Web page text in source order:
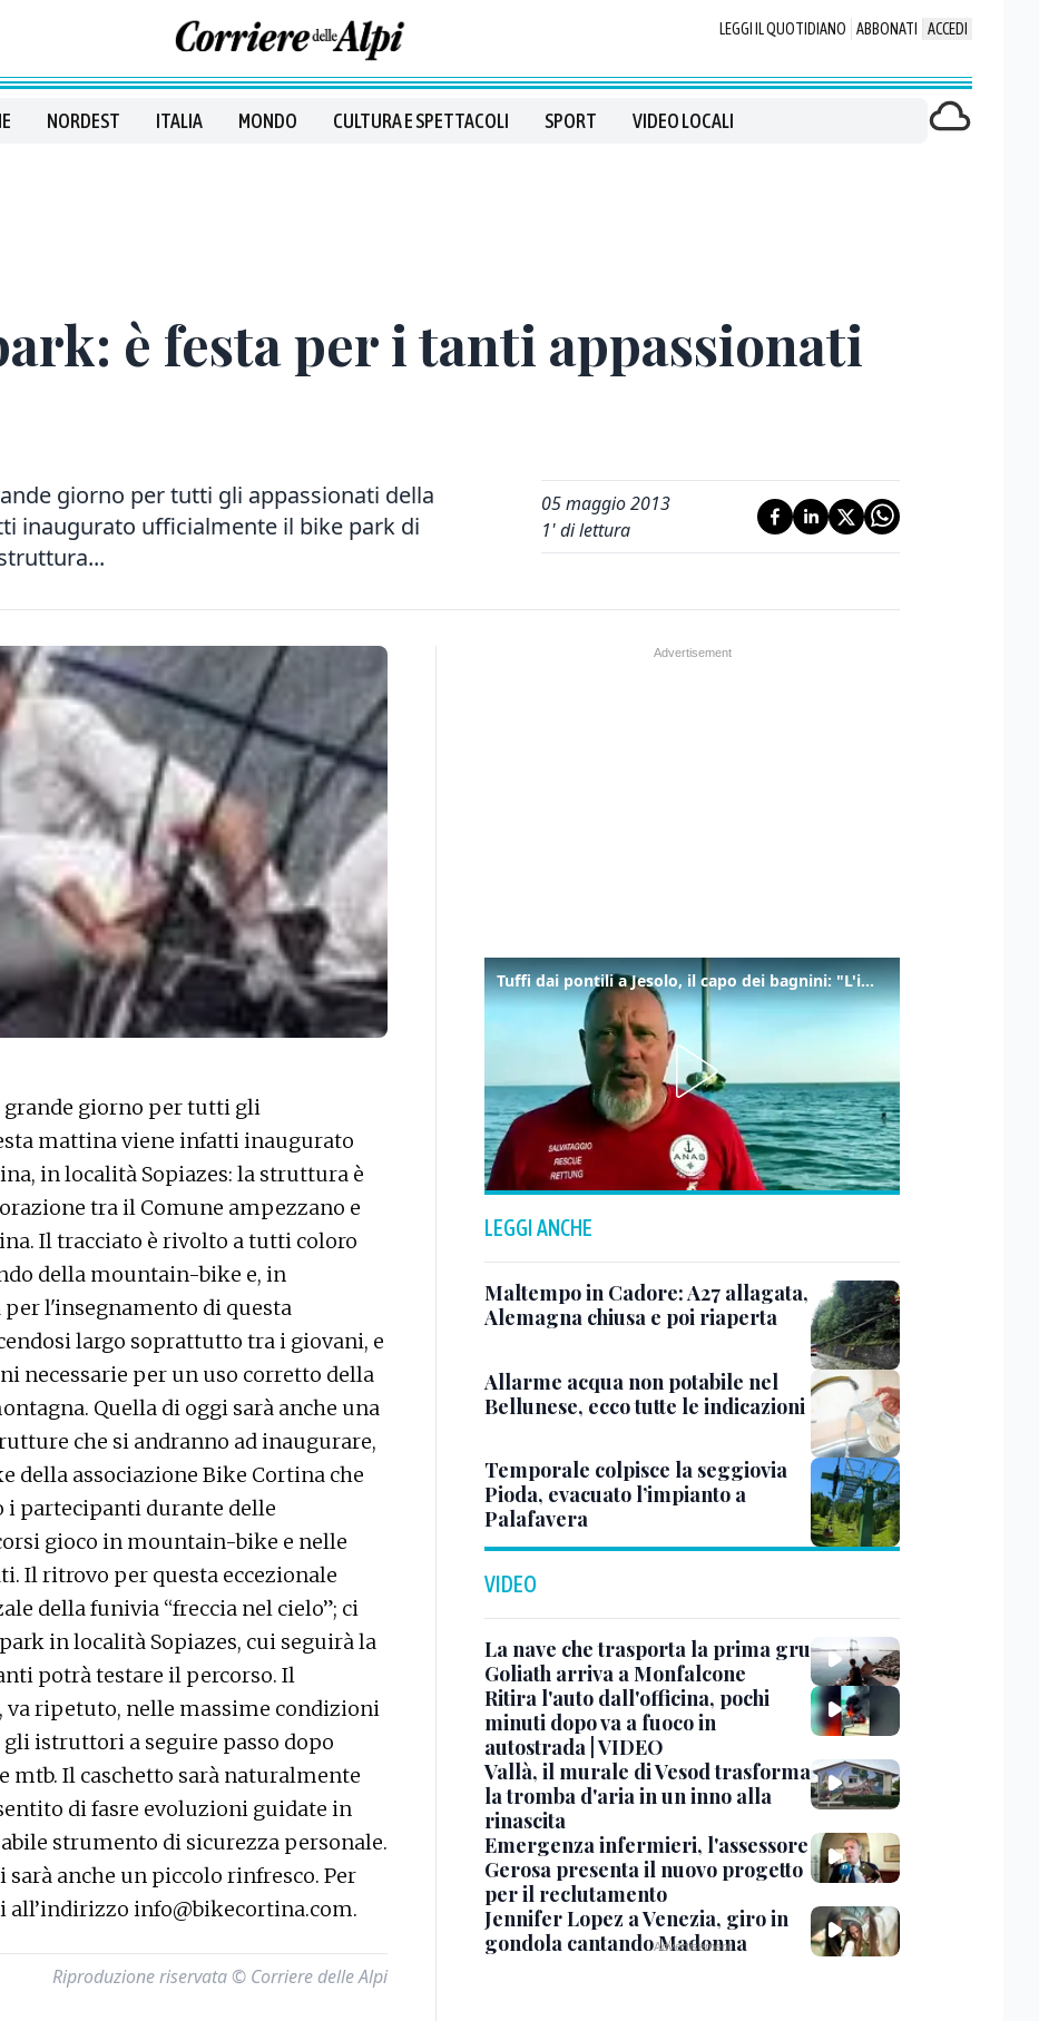
LEGGI IL QUOTIDIANO ABBONATI ACCEDI
NORDEST ITALIA MONDO CULTURA E SPETTACOLI SPORT VIDEO LOCALI
è festa per i tanti appassionati
giorno per tutti gli appassionati della
inaugurato ufficialmente il bike park di
05 maggio 2013
1' di lettura
grande giorno per tutti gli
mattina viene infatti inaugurato
in località Sopiazes: la struttura è
tra il Comune ampezzano e
Il tracciato è rivolto a tutti coloro
della mountain-bike e, in
l'insegnamento di questa
largo soprattutto tra i giovani, e
necessarie per un uso corretto della
Quella di oggi sarà anche una
che si andranno ad inaugurare,
associazione Bike Cortina che
i partecipanti durante delle
gioco in mountain-bike e nelle
Il ritrovo per questa eccezionale
della funivia “freccia nel cielo”; ci
in località Sopiazes, cui seguirà la
potrà testare il percorso. Il
ripetuto, nelle massime condizioni
istruttori a seguire passo dopo
mtb. Il caschetto sarà naturalmente
di fasre evoluzioni guidate in
strumento di sicurezza personale.
anche un piccolo rinfresco. Per
info@bikecortina.com.
Riproduzione riservata © Corriere delle Alpi
Tuffi dai pontili a Jesolo, il capo dei bagnini: "L'impegno di tutti per evitare altre tragedie"
LEGGI ANCHE
Maltempo in Cadore: A27 allagata,
Alemagna chiusa e poi riaperta
Allarme acqua non potabile nel
Bellunese, ecco tutte le indicazioni
Temporale colpisce la seggiovia
Pioda, evacuato l’impianto a
Palafavera
VIDEO
La nave che trasporta la prima gru
Goliath arriva a Monfalcone
Ritira l'auto dall'officina, pochi
minuti dopo va a fuoco in
autostrada | VIDEO
Vallà, il murale di Vesod trasforma
la tromba d'aria in un inno alla
rinascita
Emergenza infermieri, l'assessore
Gerosa presenta il nuovo progetto
per il reclutamento
Jennifer Lopez a Venezia, giro in
gondola cantando Madonna